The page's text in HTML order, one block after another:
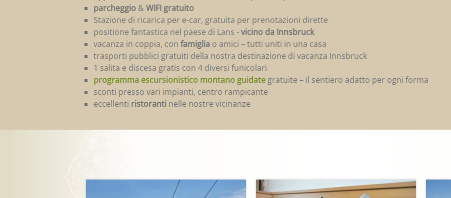
parcheggio & WIFI gratuito
Stazione di ricarica per e-car, gratuita per prenotazioni dirette
positione fantastica nel paese di Lans -vicino da Innsbruck
vacanza in coppia, con famiglia o amici – tutti uniti in una casa
trasporti pubblici gratuiti della nostra destinazione di vacanza Innsbruck
1 salita e discesa gratis con 4 diversi funicolari
programma escursionistico montano guidate gratuite – il sentiero adatto per ogni forma
sconti presso vari impianti, centro rampicante
eccellenti ristoranti nelle nostre vicinanze